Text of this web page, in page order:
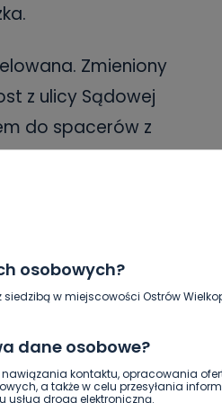
osobowych?
w miejscowości Ostrów
dane osobowe?
kontaktu, opracowania
a także w celu przesyłania
drogą elektroniczną.
Zmieniony
z ulicy Sądowej
do spacerów z
swoich
się z
może
zasadzono też